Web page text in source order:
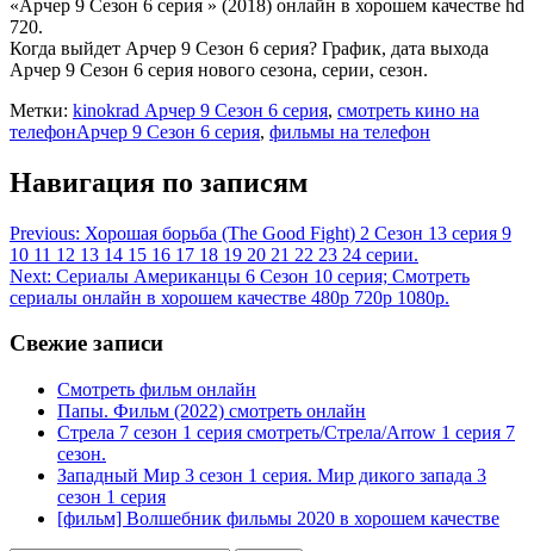
«Арчер 9 Сезон 6 серия » (2018) онлайн в хорошем качестве hd
720.
Когда выйдет Арчер 9 Сезон 6 серия? График, дата выхода
Арчер 9 Сезон 6 серия нового сезона, серии, сезон.
Метки: kinokrad Арчер 9 Сезон 6 серия, смотреть кино на
телефонАрчер 9 Сезон 6 серия, фильмы на телефон
Навигация по записям
Previous: Хорошая борьба (The Good Fight) 2 Сезон 13 серия 9
10 11 12 13 14 15 16 17 18 19 20 21 22 23 24 серии.
Next: Сериалы Американцы 6 Сезон 10 серия; Смотреть
сериалы онлайн в хорошем качестве 480p 720p 1080p.
Свежие записи
Смотреть фильм онлайн
Папы. Фильм (2022) смотреть онлайн
Стрела 7 сезон 1 серия смотреть/Стрела/Arrow 1 серия 7
сезон.
Западный Мир 3 сезон 1 серия. Мир дикого запада 3
сезон 1 серия
[фильм] Волшебник фильмы 2020 в хорошем качестве